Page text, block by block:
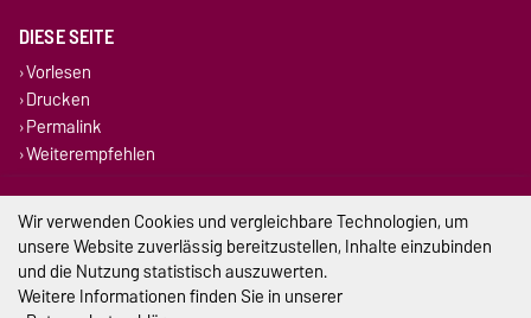
DIESE SEITE
Vorlesen
Drucken
Permalink
Weiterempfehlen
Impressum
Datenschutz
Barrierefreiheit
Wir verwenden Cookies und vergleichbare Technologien, um
unsere Website zuverlässig bereitzustellen, Inhalte einzubinden
und die Nutzung statistisch auszuwerten.
Weitere Informationen finden Sie in unserer